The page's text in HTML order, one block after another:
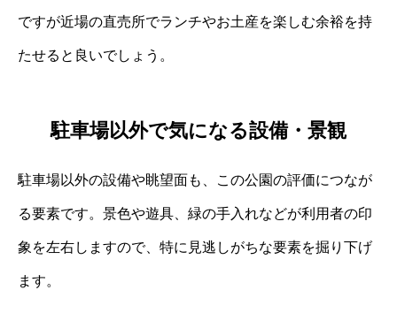
ですが近場の直売所でランチやお土産を楽しむ余裕を持
たせると良いでしょう。
駐車場以外で気になる設備・景観
駐車場以外の設備や眺望面も、この公園の評価につなが
る要素です。景色や遊具、緑の手入れなどが利用者の印
象を左右しますので、特に見逃しがちな要素を掘り下げ
ます。